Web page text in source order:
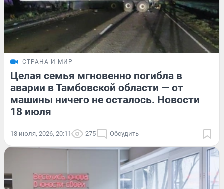
СТРАНА И МИР
Целая семья мгновенно погибла в
аварии в Тамбовской области — от
машины ничего не осталось. Новости
18 июля
18 июля, 2026, 20:11 275 Обсудить